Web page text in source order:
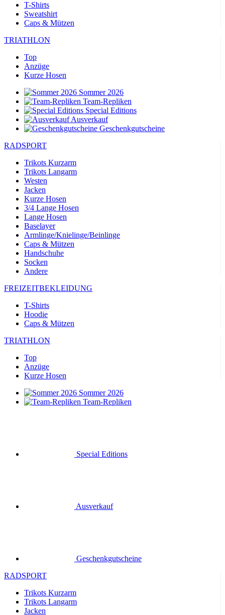
T-Shirts
Sweatshirt
Caps & Mützen
TRIATHLON
Top
Anzüge
Kurze Hosen
Sommer 2026
Team-Repliken
Special Editions
Ausverkauf
Geschenkgutscheine
RADSPORT
Trikots Kurzarm
Trikots Langarm
Westen
Jacken
Kurze Hosen
3/4 Lange Hosen
Lange Hosen
Baselayer
Armlinge/Knielinge/Beinlinge
Caps & Mützen
Handschuhe
Socken
Andere
FREIZEITBEKLEIDUNG
T-Shirts
Hoodie
Caps & Mützen
TRIATHLON
Top
Anzüge
Kurze Hosen
Sommer 2026
Team-Repliken
Trikots Langarm
Kurze Hosen
Armlinge/Knielinge/Beinlinge
Handschuhe